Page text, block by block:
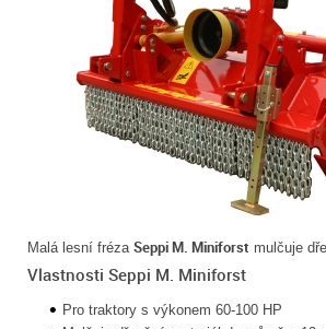
Malá lesní fréza Seppi M. Miniforst mulčuje
Vlastnosti Seppi M. Miniforst
Pro traktory s výkonem 60-100 HP